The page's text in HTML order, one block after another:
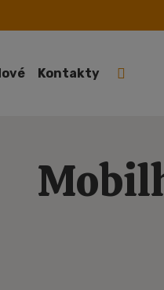
Kontakty